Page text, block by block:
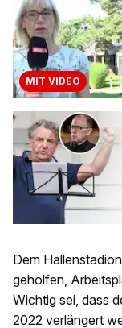
MIT VIDEO
Dem
geholfen,
Wichtig sei, dass
2022 verlängert